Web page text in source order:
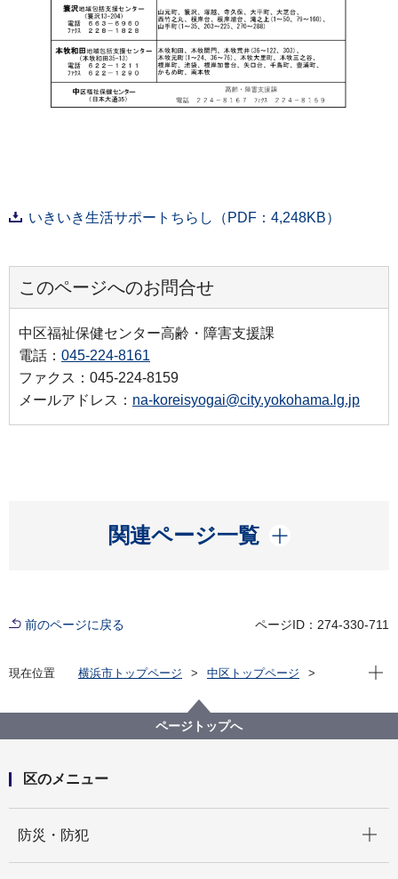
いきいき生活サポートちらし（PDF：4,248KB）
このページへのお問合せ
中区福祉保健センター高齢・障害支援課
電話： 045-224-8161
ファクス：045-224-8159
メールアドレス： na-koreisyogai@city.yokohama.lg.jp
関連ページ一覧
開く
前のページに戻る ページID：274-330-711
現在位置 横浜市トップページ
中区トップページ
認知症についての取組
認知症かなと思ったら
現在
ページトップへ
区のメニュー
防災・防犯